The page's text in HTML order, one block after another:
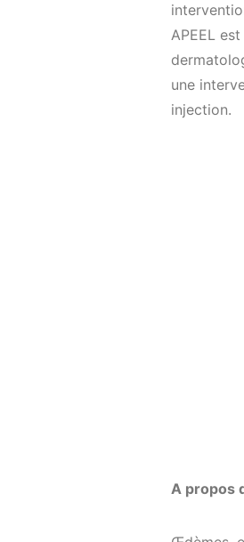
APEEL
une
injection.
A propos